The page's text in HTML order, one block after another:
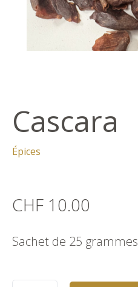
Cascara
Épices
CHF 10.00
Sachet de 25 grammes